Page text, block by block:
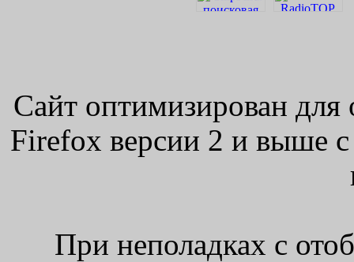
Сайт оптимизирован для
Firefox версии 2 и выше
При неполадках с